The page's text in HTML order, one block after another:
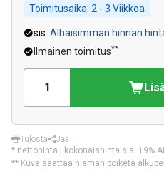
Toimitusaika: 2 - 3 Viikkoa
sis. Alhaisimman hinnan
Ilmainen toimitus**
Tulosta
Jaa
* nettohinta | kokonaishinta sis. 19%
** Kuva saattaa hieman poiketa